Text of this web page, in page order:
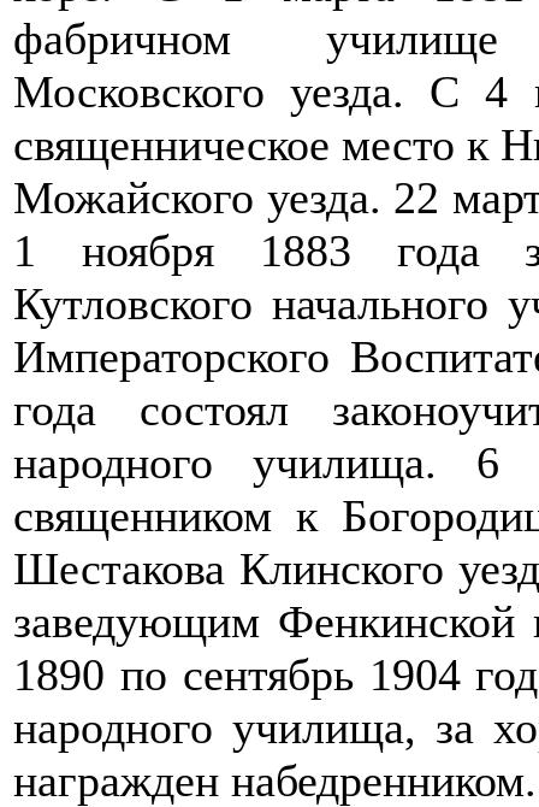
фабричном училище
Московского уезда. С 4
священническое место к
Можайского уезда. 22
1 ноября 1883 года
Кутловского начального
Императорского
года состоял
народного училища. 6
священником к
Шестакова Клинского
заведующим Фенкинской
1890 по сентябрь 1904
народного училища, за
награжден набедренником.